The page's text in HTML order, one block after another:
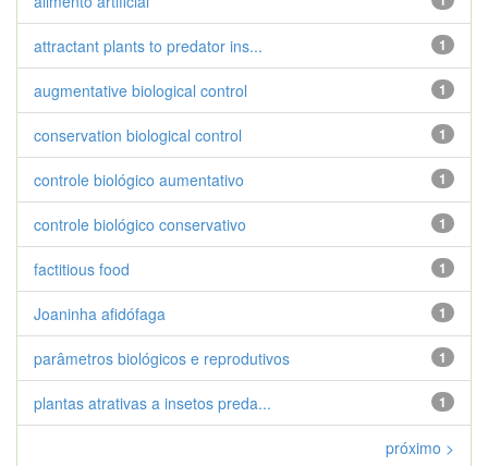
1
attractant plants to predator ins...
1
augmentative biological control
1
conservation biological control
1
controle biológico aumentativo
1
controle biológico conservativo
1
factitious food
1
Joaninha afidófaga
1
parâmetros biológicos e reprodutivos
1
plantas atrativas a insetos preda...
próximo >